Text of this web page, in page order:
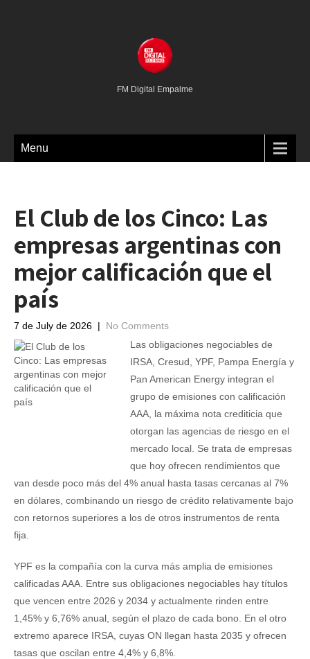
FM Digital Empalme
Menu
El Club de los Cinco: Las
empresas argentinas con
mejor calificación que el
país
7 de July de 2026 | No Comments
Las obligaciones negociables de
IRSA, Cresud, YPF, Pampa Energía y
Pan American Energy integran el
grupo de emisiones con calificación
AAA, la máxima nota crediticia que
otorgan las agencias de riesgo en el
mercado local. Se trata de empresas
que hoy ofrecen rendimientos que
van desde poco más del 4% anual hasta tasas cercanas al 7%
en dólares, combinando un riesgo de crédito relativamente bajo
con retornos superiores a los de otros instrumentos de renta
fija.
YPF es la compañía con la curva más amplia de emisiones
calificadas AAA. Entre sus obligaciones negociables hay títulos
que vencen entre 2026 y 2034 y actualmente rinden entre
1,45% y 6,76% anual, según el plazo de cada bono. En el otro
extremo aparece IRSA, cuyas ON llegan hasta 2035 y ofrecen
tasas que oscilan entre 4,4% y 6,8%.